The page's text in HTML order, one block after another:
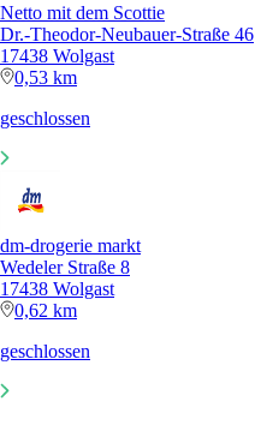
Netto mit dem Scottie
Dr.-Theodor-Neubauer-Straße 46
17438 Wolgast
0,53 km
geschlossen
dm-drogerie markt
Wedeler Straße 8
17438 Wolgast
0,62 km
geschlossen